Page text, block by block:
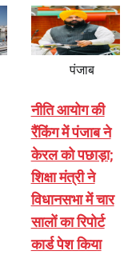
पंजाब
नीति आयोग की
रैंकिंग में पंजाब ने
केरल को पछाड़ा;
शिक्षा मंत्री ने
विधानसभा में चार
सालों का रिपोर्ट
कार्ड पेश किया